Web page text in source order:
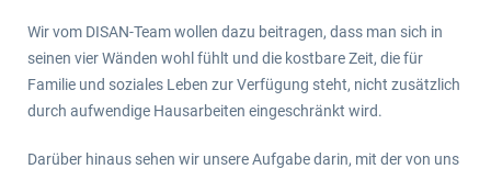
Wir vom DISAN-Team wollen dazu beitragen, dass man sich in
seinen vier Wänden wohl fühlt und die kostbare Zeit, die für
Familie und soziales Leben zur Verfügung steht, nicht zusätzlich
durch aufwendige Hausarbeiten eingeschränkt wird.
Darüber hinaus sehen wir unsere Aufgabe darin, mit der von uns